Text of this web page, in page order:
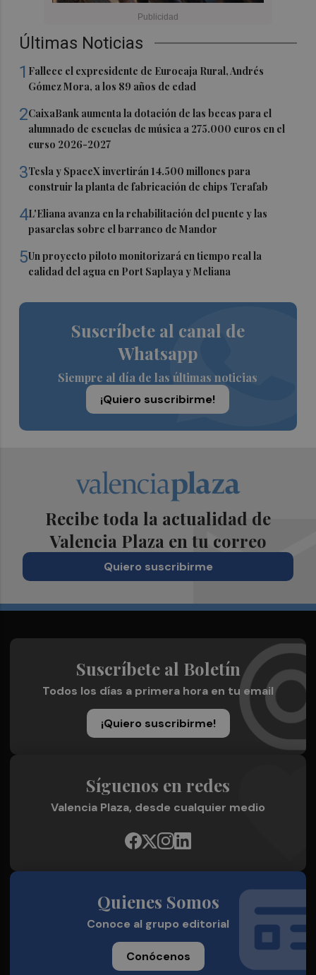
Últimas Noticias
1 Fallece el expresidente de Eurocaja Rural, Andrés
Gómez Mora, a los 89 años de edad
2CaixaBank aumenta la dotación de las becas para el
alumnado de escuelas de música a 275.000 euros en el
curso 2026-2027
3Tesla y SpaceX invertirán 14.500 millones para
construir la planta de fabricación de chips Terafab
4L'Eliana avanza en la rehabilitación del puente y las
pasarelas sobre el barranco de Mandor
5Un proyecto piloto monitorizará en tiempo real la
calidad del agua en Port Saplaya y Meliana
Suscríbete al canal de
Whatsapp
Siempre al día de las últimas noticias
¡Quiero suscribirme!
Recibe toda la actualidad de
Valencia Plaza en tu correo
Quiero suscribirme
Suscríbete al Boletín
Todos los días a primera hora en tu email
¡Quiero suscribirme!
Síguenos en redes
Valencia Plaza, desde cualquier medio
Quienes Somos
Conoce al grupo editorial
Conócenos